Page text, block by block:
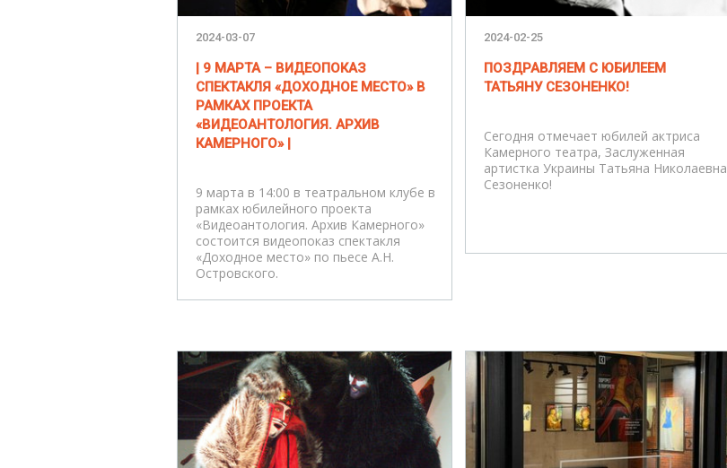
2024-03-07
| 9 МАРТА – ВИДЕОПОКАЗ
СПЕКТАКЛЯ «ДОХОДНОЕ МЕСТО» В
РАМКАХ ПРОЕКТА
«ВИДЕОАНТОЛОГИЯ. АРХИВ
КАМЕРНОГО» |
9 марта в 14:00 в театральном клубе в
рамках юбилейного проекта
«Видеоантология. Архив Камерного»
состоится видеопоказ спектакля
«Доходное место» по пьесе А.Н.
Островского.
2024-02-25
ПОЗДРАВЛЯЕМ С ЮБИЛЕЕМ
ТАТЬЯНУ СЕЗОНЕНКО!
Сегодня отмечает юбилей актриса
Камерного театра, Заслуженная
артистка Украины Татьяна Николаевна
Сезоненко!